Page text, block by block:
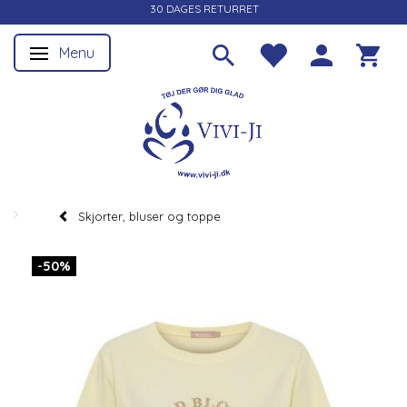
30 DAGES RETURRET
Skifte navigation
Menu
Skjorter, bluser og toppe
-50%